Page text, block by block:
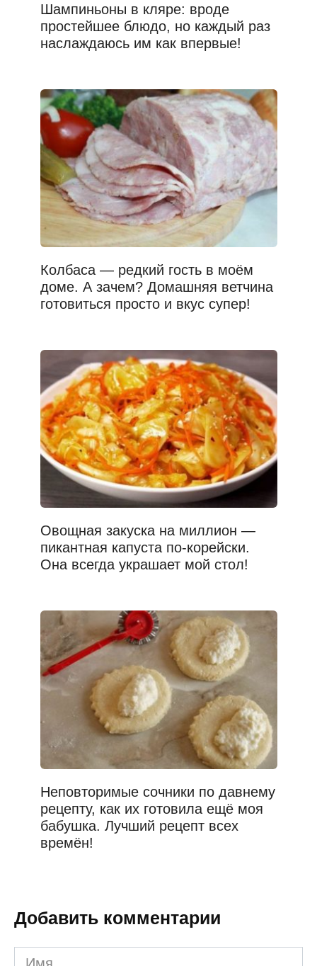
Шампиньоны в кляре: вроде
простейшее блюдо, но каждый раз
наслаждаюсь им как впервые!
Колбаса — редкий гость в моём
доме. А зачем? Домашняя ветчина
готовиться просто и вкус супер!
Овощная закуска на миллион —
пикантная капуста по-корейски.
Она всегда украшает мой стол!
Неповторимые сочники по давнему
рецепту, как их готовила ещё моя
бабушка. Лучший рецепт всех
времён!
Добавить комментарии
Имя